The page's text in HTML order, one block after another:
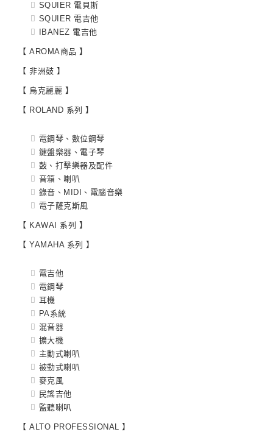
SQUIER 電貝斯
SQUIER 電吉他
IBANEZ 電吉他
【 AROMA商品 】
【 非洲鼓 】
【 烏克麗麗 】
【 ROLAND 系列 】
電鋼琴、數位鋼琴
鍵盤樂器、電子琴
鼓、打擊樂器及配件
音箱、喇叭
錄音、MIDI、電腦音樂
電子薩克斯風
【 KAWAI 系列 】
【 YAMAHA 系列 】
電吉他
電鋼琴
耳機
PA系統
混音器
擴大機
主動式喇叭
被動式喇叭
麥克風
民謠吉他
監聽喇叭
【 ALTO PROFESSIONAL 】